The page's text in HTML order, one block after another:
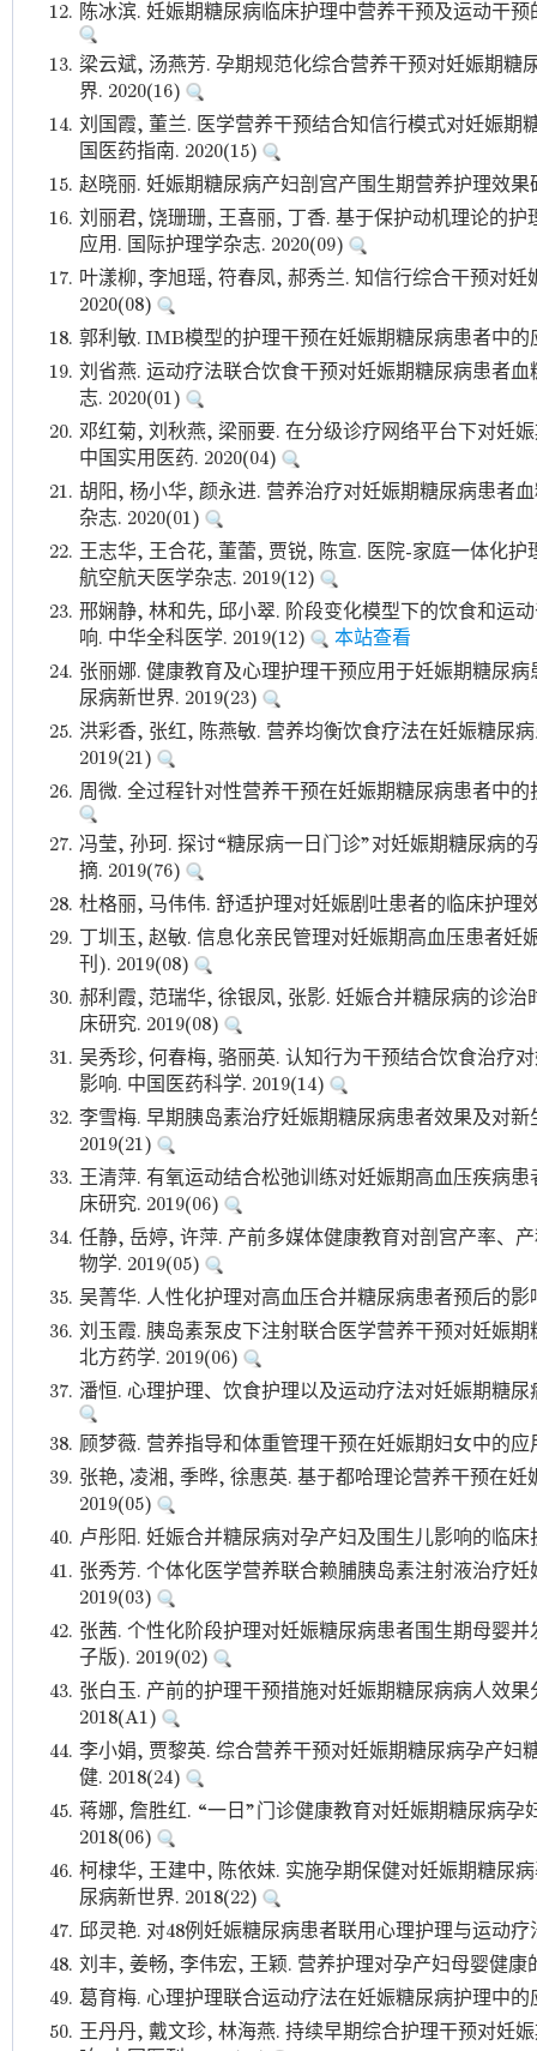
12. 陈冰滨. 妊娠期糖尿病临床护理中营养干预及运动干
13. 梁云斌, 汤燕芳. 孕期规范化综合营养干预对妊娠期糖
界. 2020(16)
14. 刘国霞, 董兰. 医学营养干预结合知信行模式对妊娠期
国医药指南. 2020(15)
15. 赵晓丽. 妊娠期糖尿病产妇剖宫产围生期营养护理效
16. 刘丽君, 饶珊珊, 王喜丽, 丁香. 基于保护动机理论的
应用. 国际护理学杂志. 2020(09)
17. 叶漾柳, 李旭瑶, 符春凤, 郝秀兰. 知信行综合干预对
2020(08)
18. 郭利敏. IMB模型的护理干预在妊娠期糖尿病患者中
19. 刘省燕. 运动疗法联合饮食干预对妊娠期糖尿病患者
志. 2020(01)
20. 邓红菊, 刘秋燕, 梁丽要. 在分级诊疗网络平台下对妊
中国实用医药. 2020(04)
21. 胡阳, 杨小华, 颜永进. 营养治疗对妊娠期糖尿病患者
杂志. 2020(01)
22. 王志华, 王合花, 董蕾, 贾锐, 陈宣. 医院-家庭一体化
航空航天医学杂志. 2019(12)
23. 邢娴静, 林和先, 邱小翠. 阶段变化模型下的饮食和运
响. 中华全科医学. 2019(12)
本站查看
24. 张丽娜. 健康教育及心理护理干预应用于妊娠期糖尿
尿病新世界. 2019(23)
25. 洪彩香, 张红, 陈燕敏. 营养均衡饮食疗法在妊娠糖尿
2019(21)
26. 周微. 全过程针对性营养干预在妊娠期糖尿病患者中
27. 冯莹, 孙珂. 探讨“糖尿病一日门诊”对妊娠期糖尿病的
摘. 2019(76)
28. 杜格丽, 马伟伟. 舒适护理对妊娠剧吐患者的临床护理
29. 丁圳玉, 赵敏. 信息化亲民管理对妊娠期高血压患者妊
刊). 2019(08)
30. 郝利霞, 范瑞华, 徐银凤, 张影. 妊娠合并糖尿病的诊
床研究. 2019(08)
31. 吴秀珍, 何春梅, 骆丽英. 认知行为干预结合饮食治疗
影响. 中国医药科学. 2019(14)
32. 李雪梅. 早期胰岛素治疗妊娠期糖尿病患者效果及对
2019(21)
33. 王清萍. 有氧运动结合松弛训练对妊娠期高血压疾病
床研究. 2019(06)
34. 任静, 岳婷, 许萍. 产前多媒体健康教育对剖宫产率、
物学. 2019(05)
35. 吴菁华. 人性化护理对高血压合并糖尿病患者预后的
36. 刘玉霞. 胰岛素泵皮下注射联合医学营养干预对妊娠
北方药学. 2019(06)
37. 潘恒. 心理护理、饮食护理以及运动疗法对妊娠期糖
38. 顾梦薇. 营养指导和体重管理干预在妊娠期妇女中的
39. 张艳, 凌湘, 季晔, 徐惠英. 基于都哈理论营养干预在妊
2019(05)
40. 卢彤阳. 妊娠合并糖尿病对孕产妇及围生儿影响的临
41. 张秀芳. 个体化医学营养联合赖脯胰岛素注射液治疗
2019(03)
42. 张茜. 个性化阶段护理对妊娠糖尿病患者围生期母婴
子版). 2019(02)
43. 张白玉. 产前的护理干预措施对妊娠期糖尿病病人效
2018(A1)
44. 李小娟, 贾黎英. 综合营养干预对妊娠期糖尿病孕产妇
健. 2018(24)
45. 蒋娜, 詹胜红. “一日”门诊健康教育对妊娠期糖尿病孕
2018(06)
46. 柯棣华, 王建中, 陈依妹. 实施孕期保健对妊娠期糖尿
尿病新世界. 2018(22)
47. 邱灵艳. 对48例妊娠糖尿病患者联用心理护理与运动
48. 刘丰, 姜畅, 李伟宏, 王颖. 营养护理对孕产妇母婴健康
49. 葛育梅. 心理护理联合运动疗法在妊娠糖尿病护理中
50. 王丹丹, 戴文珍, 林海燕. 持续早期综合护理干预对妊